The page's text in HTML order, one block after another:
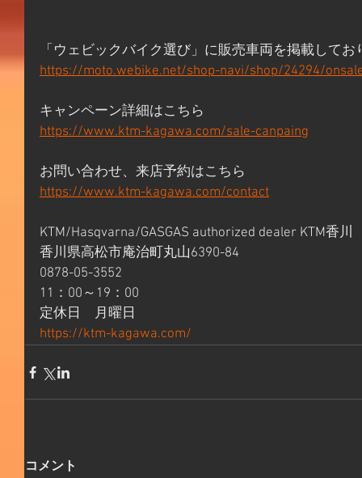
「ウェビックバイク選び」に販売車両を掲載してお
https://moto.webike.net/shop-navi/shop/24294/
キャンペーン詳細はこちら
https://www.ktm-kagawa.com/sale-canpaing
お問い合わせ、来店予約はこちら
https://www.ktm-kagawa.com/contact
KTM/Hasqvarna/GASGAS authorized dealer KTM香川
香川県高松市庵治町丸山6390-84
0878-05-3552
11：00～19：00
定休日　月曜日
https://ktm-kagawa.com/
コメント